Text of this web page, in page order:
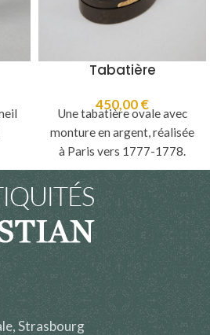
Tabatière
450,00€
Une tabatière ovale avec
monture en argent, réalisée
à Paris vers 1777-1778.
Strasbourg